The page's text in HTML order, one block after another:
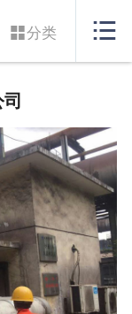
力良盛
品系列
业解决方案
务支持
系我们
分类 